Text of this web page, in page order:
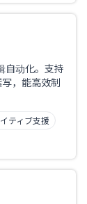
自动化。支持
，能高效制
ティブ支援